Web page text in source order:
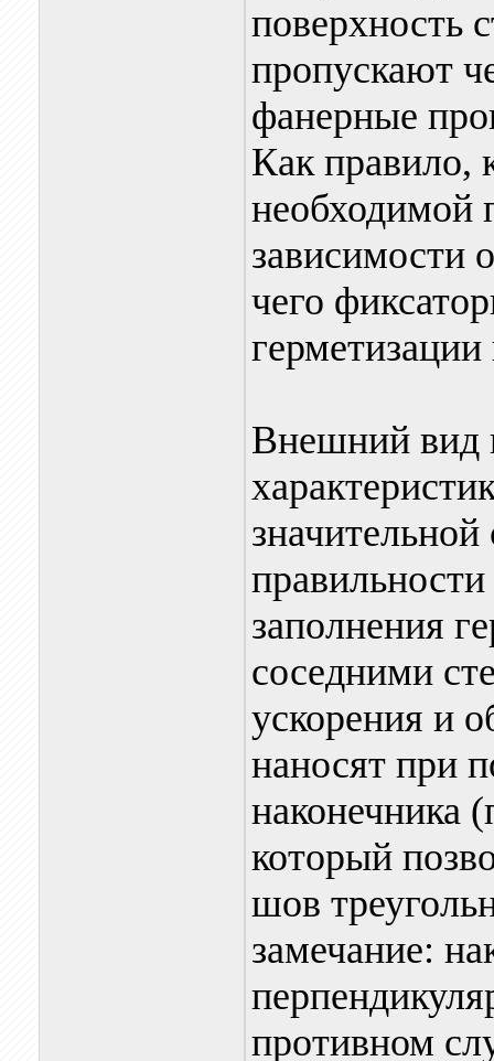
поверхность
пропускают
фанерные
Как правило,
необходимой
зависимости
чего
Внешний вид
значительной
заполнения
соседними
ускорения и
наносят при
наконечника
который
шов
замечание:
противном